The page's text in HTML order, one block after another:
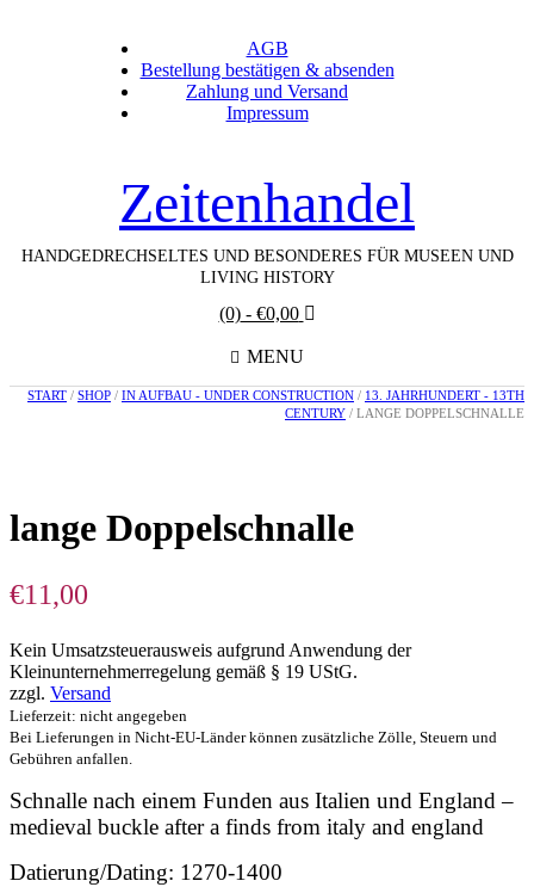
AGB
Bestellung bestätigen & absenden
Zahlung und Versand
Impressum
Zeitenhandel
HANDGEDRECHSELTES UND BESONDERES FÜR MUSEEN UND
LIVING HISTORY
(0)- €0,00
MENU
START / SHOP / IN AUFBAU - UNDER CONSTRUCTION / 13. JAHRHUNDERT - 13TH
CENTURY / LANGE DOPPELSCHNALLE
lange Doppelschnalle
€11,00
Kein Umsatzsteuerausweis aufgrund Anwendung der
Kleinunternehmerregelung gemäß § 19 UStG.
zzgl. Versand
Lieferzeit: nicht angegeben
Bei Lieferungen in Nicht-EU-Länder können zusätzliche Zölle, Steuern und
Gebühren anfallen.
Schnalle nach einem Funden aus Italien und England –
medieval buckle after a finds from italy and england
Datierung/Dating: 1270-1400